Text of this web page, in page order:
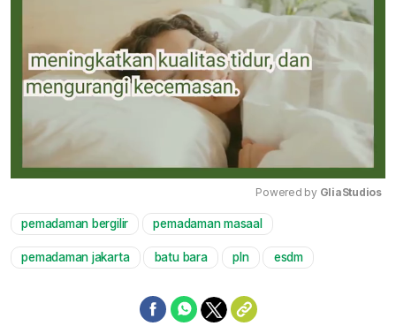
Powered by GliaStudios
pemadaman bergilir pemadaman masaal
pemadaman jakarta batu bara pln esdm